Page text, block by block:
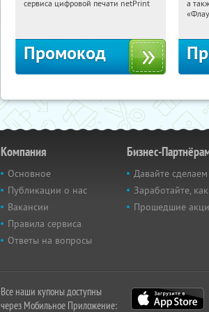
сервиса цифровой печати netPrint
Промокод
а
Компания
Основное
Публикации о нас
Вакансии
Правила сервиса
Ответы на вопросы
Бизнес-
Давайте
Заработайте,
Прошедшие
Все наши купоны доступны
через Мобильное Приложение: